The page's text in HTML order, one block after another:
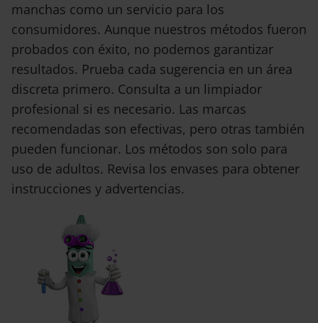
manchas como un servicio para los
consumidores. Aunque nuestros métodos fueron
probados con éxito, no podemos garantizar
resultados. Prueba cada sugerencia en un área
discreta primero. Consulta a un limpiador
profesional si es necesario. Las marcas
recomendadas son efectivas, pero otras también
pueden funcionar. Los métodos son solo para
uso de adultos. Revisa los envases para obtener
instrucciones y advertencias.